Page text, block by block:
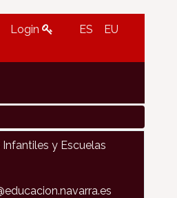
Login ES EU
y Escuelas